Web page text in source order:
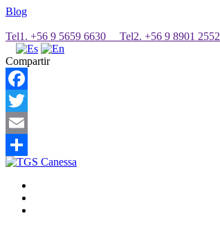
Blog
Tel1. +56 9 5659 6630 Tel2. +56 9 8901 2552
Compartir
Facebook
Twitter
Email
Share